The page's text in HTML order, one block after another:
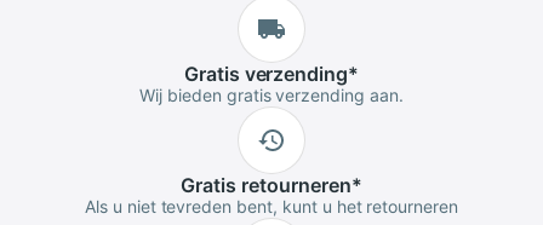
Gratis verzending*
Wij bieden gratis verzending aan.
Gratis retourneren*
Als u niet tevreden bent, kunt u het retourneren